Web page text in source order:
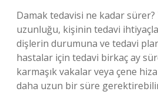
Damak tedavisi ne kadar
uzunluğu, kişinin tedavi
dişlerin durumuna ve tedavi
hastalar için tedavi birkaç ay
karmaşık vakalar veya çene
daha uzun bir süre